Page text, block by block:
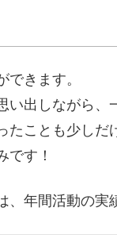
きます。
出しながら、
ことも少しだ
です！
年間活動の実